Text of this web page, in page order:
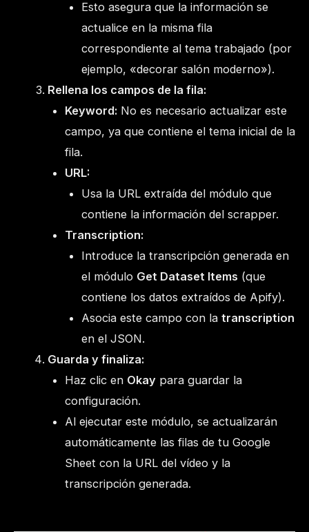
Esto asegura que la información se
actualice en la misma fila
correspondiente al tema trabajado (por
ejemplo, «decorar salón moderno»).
Rellena los campos de la fila:
Keyword: No es necesario actualizar este
campo, ya que contiene el tema inicial de la
fila.
URL:
Usa la URL extraída del módulo que
contiene la información del scrapper.
Transcription:
Introduce la transcripción generada en
el módulo Get Dataset Items (que
contiene los datos extraídos de Apify).
Asocia este campo con latranscription
en el JSON.
Guarda y finaliza:
Haz clic en Okaypara guardar la
configuración.
Al ejecutar este módulo, se actualizarán
automáticamente las filas de tu Google
Sheet con la URL del vídeo y la
transcripción generada.